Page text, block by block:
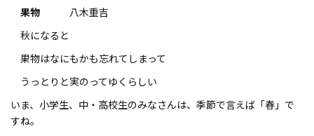
果物 八木重吉
秋になると
果物はなにもかも忘れてしまって
うっとりと実のってゆくらしい
いま、小学生、中・高校生のみなさんは、季節で言えば「春」で
すね。